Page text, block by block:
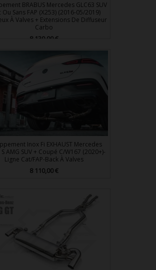
BRABUS Mercedes GLC63 SUV
Ou Sans FAP (X253) (2016-05/2019)
À Valves + Extensions De Diffuseur
Carbo
Prix
8 130,00 €
Inox Fi EXHAUST Mercedes
S AMG SUV + Coupé C/W167 (2020+)-
Ligne Cat/FAP-Back À Valves
Prix
8 110,00 €